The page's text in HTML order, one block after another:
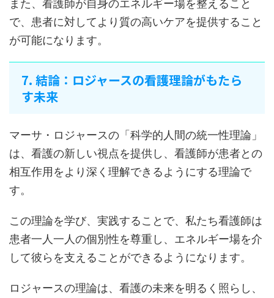
また、看護師が自身のエネルギー場を整えること
で、患者に対してより質の高いケアを提供すること
が可能になります。
7. 結論：ロジャースの看護理論がもたら
す未来
マーサ・ロジャースの「科学的人間の統一性理論」
は、看護の新しい視点を提供し、看護師が患者との
相互作用をより深く理解できるようにする理論で
す。
この理論を学び、実践することで、私たち看護師は
患者一人一人の個別性を尊重し、エネルギー場を介
して彼らを支えることができるようになります。
ロジャースの理論は、看護の未来を明るく照らし、